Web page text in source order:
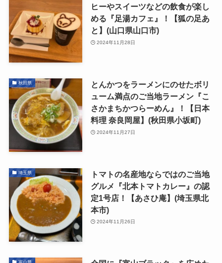
ヒーやスイーツなどの飲食が楽し
める『足湯カフェ』！【狐の足あ
と】(山口県山口市)
2024年11月28日
秋田県
とんかつをラーメンにのせたボリ
ューム満点のご当地ラーメン『こ
さかまちかつらーめん』！【日本
料理 奈良岡屋】(秋田県小坂町)
2024年11月27日
埼玉県
トマトの名産地ならではのご当地
グルメ『北本トマトカレー』の認
定1号店！【あさひ庵】(埼玉県北
本市)
2024年11月26日
富山県